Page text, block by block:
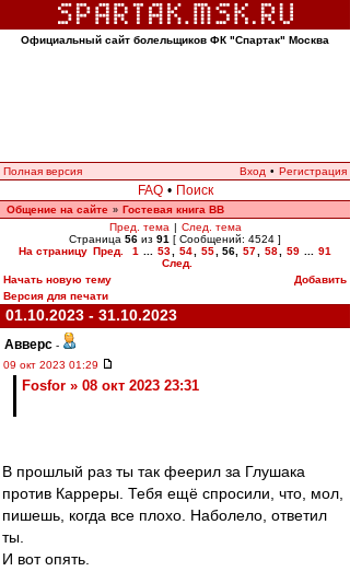
Официальный сайт болельщиков ФК "Спартак" Москва
Полная версия Вход • Регистрация
FAQ • Поиск
Общение на сайте » Гостевая книга ВВ
Пред. тема | След. тема
Страница 56 из 91 [ Сообщений: 4524 ]
На страницу Пред. 1 53 54 55 56 57 58 59
91
След.
Начать новую тему
Добавить
Версия для печати
01.10.2023 - 31.10.2023
Авверс -
09 окт 2023 01:29
Fosfor » 08 окт 2023 23:31
В прошлый раз ты так феерил за Глушака
против Карреры. Тебя ещё спросили, что, мол,
пишешь, когда все плохо. Наболело, ответил
ты.
И вот опять.